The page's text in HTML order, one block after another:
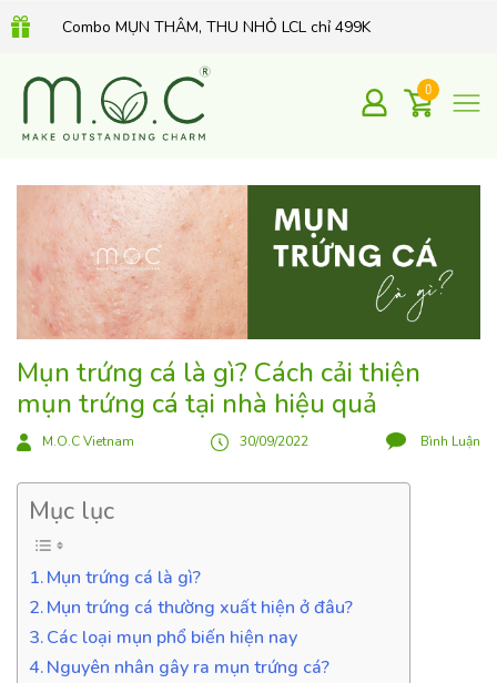
Combo MỤN THÂM, THU NHỎ LCL chỉ 499K
QUÀ TẶNG 350K khi mua Kem dưỡng Retinol hữu cơ 30Gr
0
Mụn trứng cá là gì? Cách cải thiện
mụn trứng cá tại nhà hiệu quả
M.O.C Vietnam 30/09/2022 Bình Luận
Mục lục
Mụn trứng cá là gì?
Mụn trứng cá thường xuất hiện ở đâu?
Các loại mụn phổ biến hiện nay
Nguyên nhân gây ra mụn trứng cá?